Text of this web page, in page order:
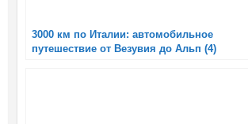
3000 км по Италии: автомобильное
путешествие от Везувия до Альп (4)